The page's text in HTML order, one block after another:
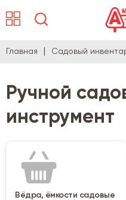
Главная Садовый
Ручной
инструмент
Вёдра, ёмкости садовые